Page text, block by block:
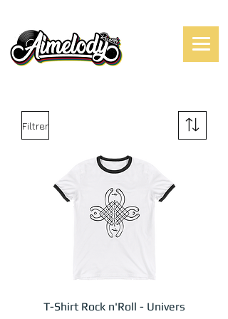
Filtrer
T-Shirt Rock n'Roll - Univers